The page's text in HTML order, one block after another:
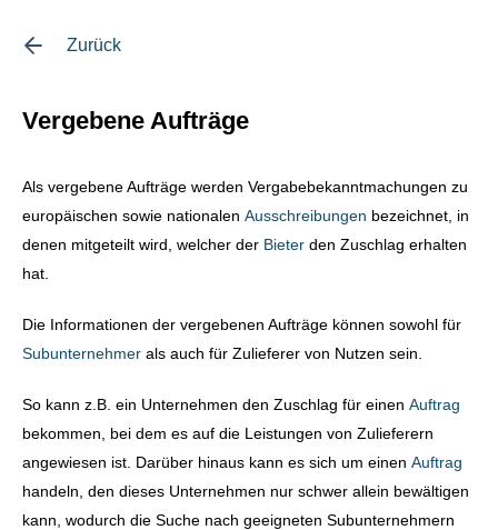
Zurück
Vergebene Aufträge
Als vergebene Aufträge werden Vergabebekanntmachungen zu
europäischen sowie nationalen Ausschreibungen bezeichnet, in
denen mitgeteilt wird, welcher der Bieter den Zuschlag erhalten
hat.
Die Informationen der vergebenen Aufträge können sowohl für
Subunternehmer als auch für Zulieferer von Nutzen sein.
So kann z.B. ein Unternehmen den Zuschlag für einen Auftrag
bekommen, bei dem es auf die Leistungen von Zulieferern
angewiesen ist. Darüber hinaus kann es sich um einen Auftrag
handeln, den dieses Unternehmen nur schwer allein bewältigen
kann, wodurch die Suche nach geeigneten Subunternehmern